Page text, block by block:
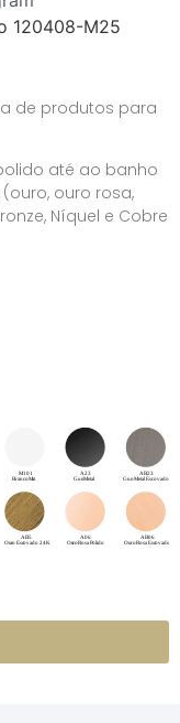
120408-M25
de produtos para
até ao banho
ouro rosa,
Níquel e Cobre